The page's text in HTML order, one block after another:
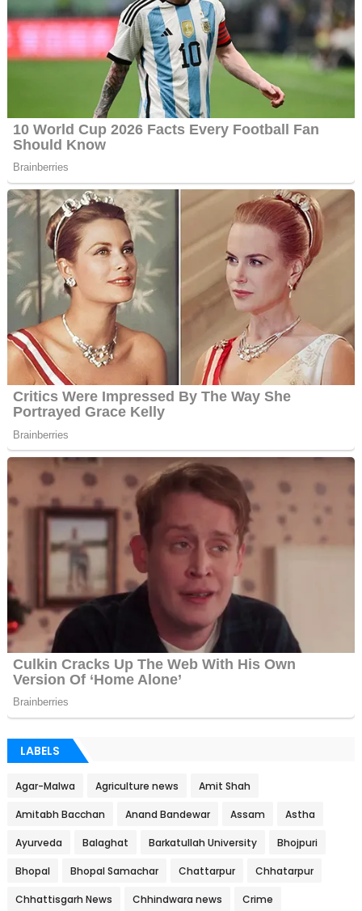
LABELS
Agar-Malwa Agriculture news Amit Shah
Amitabh Bacchan Anand Bandewar Assam Astha
Ayurveda Balaghat Barkatullah University Bhojpuri
Bhopal Bhopal Samachar Chattarpur Chhatarpur
Chhattisgarh News Chhindwara news Crime